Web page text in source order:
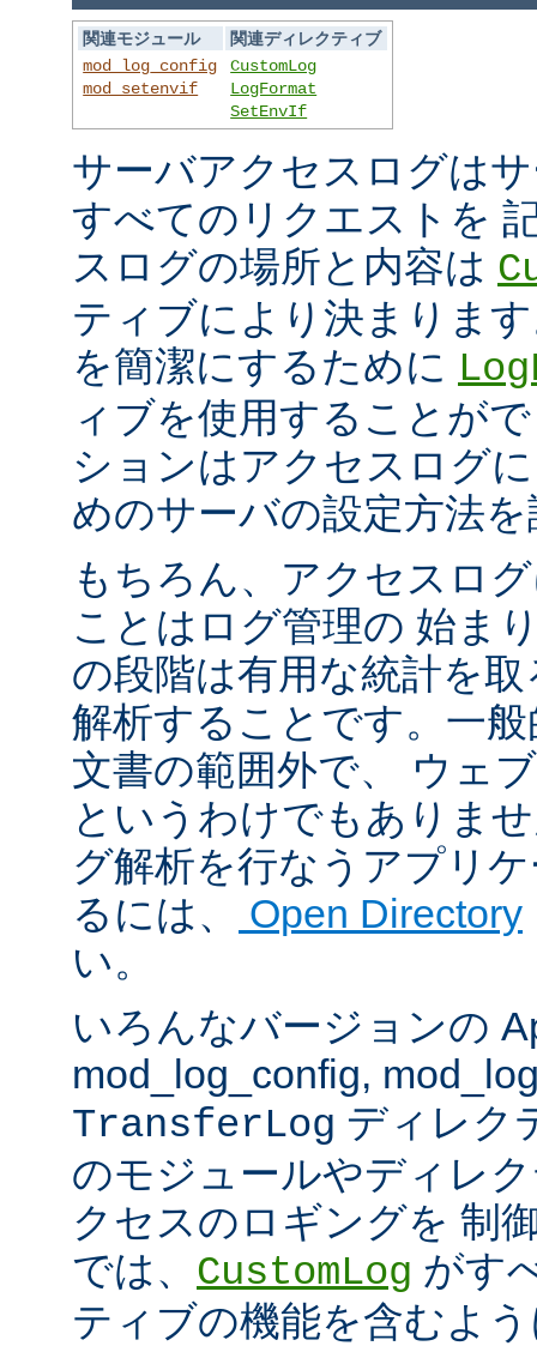
関連モジュール
関連ディレクティブ
mod_log_config
mod_setenvif
CustomLog
LogFormat
SetEnvIf
サーバアクセスログは
すべてのリクエストを
スログの場所と内容は
ティブにより決まりま
を簡潔にするために
ィブを使用することが
ションはアクセスログ
めのサーバの設定方法
もちろん、アクセスロ
ことはログ管理の 始ま
の段階は有用な統計を
解析することです。一
文書の範囲外で、 ウェ
というわけでもありま
グ解析を行なうアプリ
るには、
Open Directory
い。
いろんなバージョンの
mod_log_config,
TransferLog ディレク
のモジュールやディレ
クセスのロギングを 制
では、 CustomLog がす
ティブの機能を含むよ